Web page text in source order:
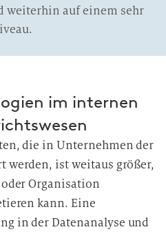
weiterhin auf einem sehr
im internen
die in Unternehmen der
werden, ist weitaus größer,
Organisation
kann. Eine
in der Datenanalyse und